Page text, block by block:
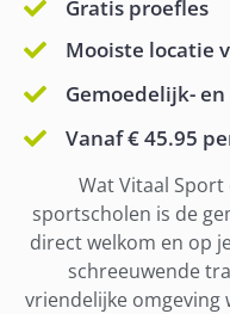
Gratis proefles
Mooiste locatie
Gemoedelijk-
Vanaf € 45.95
Wat Vitaal
sportscholen is de
direct welkom en op
schreeuwende
vriendelijke